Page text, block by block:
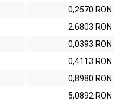
0,2570 RON
2,6803 RON
0,0393 RON
0,4113 RON
0,8980 RON
5,0892 RON